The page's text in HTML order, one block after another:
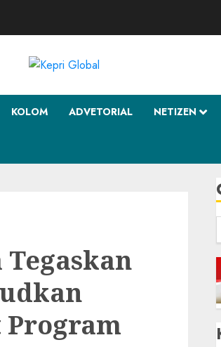
KOLOM ADVETORIAL NETIZEN
Program